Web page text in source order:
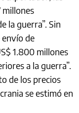
millones
la guerra”. Sin
de
1.800 millones
a la guerra”.
de los precios
se estimó en